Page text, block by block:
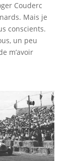
Couderc
Mais je
conscients.
un peu
m’avoir